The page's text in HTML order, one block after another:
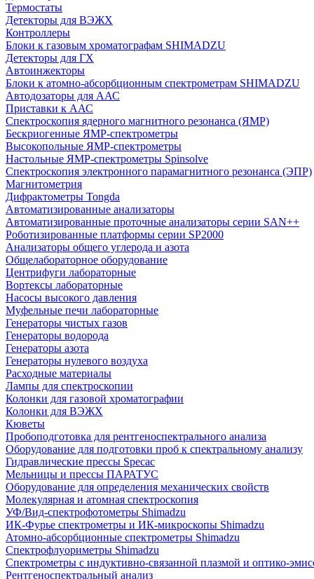
Термостаты
Детекторы для ВЭЖХ
Контроллеры
Блоки к газовым хроматографам SHIMADZU
Детекторы для ГХ
Автоинжекторы
Блоки к атомно-абсорбционным спектрометрам SHIMADZU
Автодозаторы для ААС
Приставки к ААС
Спектроскопия ядерного магнитного резонанса (ЯМР)
Бескриогенные ЯМР‑спектрометры
Высокопольные ЯМР‑спектрометры
Настольные ЯМР‑спектрометры Spinsolve
Спектроскопия электронного парамагнитного резонанса (ЭПР)
Магнитометрия
Дифрактометры Tongda
Автоматизированные анализаторы
Автоматизированные проточные анализаторы серии SAN++
Роботизированные платформы серии SP2000
Анализаторы общего углерода и азота
Общелабораторное оборудование
Центрифуги лабораторные
Вортексы лабораторные
Насосы высокого давления
Муфельные печи лабораторные
Генераторы чистых газов
Генераторы водорода
Генераторы азота
Генераторы нулевого воздуха
Расходные материалы
Лампы для спектроскопии
Колонки для газовой хроматографии
Колонки для ВЭЖХ
Кюветы
Пробоподготовка для рентгеноспектрального анализа
Оборудование для подготовки проб к спектральному анализу
Гидравлические прессы Specac
Мельницы и прессы ПАРАТУС
Оборудование для определения механических свойств
Молекулярная и атомная спектроскопия
УФ/Вид-спектрофотометры Shimadzu
ИК-Фурье спектрометры и ИК-микроскопы Shimadzu
Атомно-абсорбционные спектрометры Shimadzu
Спектрофлуориметры Shimadzu
Спектрометры с индуктивно-связанной плазмой и оптико-
Рентгеноспектральный анализ